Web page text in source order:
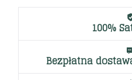
100%
Bezpłatna